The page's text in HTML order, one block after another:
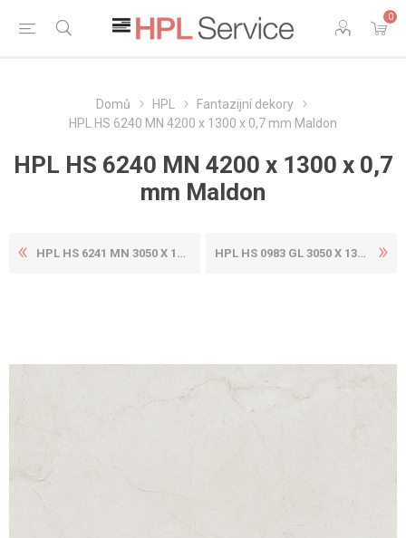
0
Domů HPL
Fantazijní dekory
HPL HS 6240 MN 4200 x 1300 x 0,7 mm Maldon
HPL HS 6240 MN 4200 x 1300 x 0,7
mm Maldon
HPL HS 6241 MN 3050 X 1300 ... HPL HS 0983 GL 3050 X 1300 ...